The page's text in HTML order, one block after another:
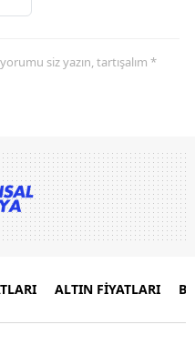
siz yazın, tartışalım *
ALTIN FİYATLARI